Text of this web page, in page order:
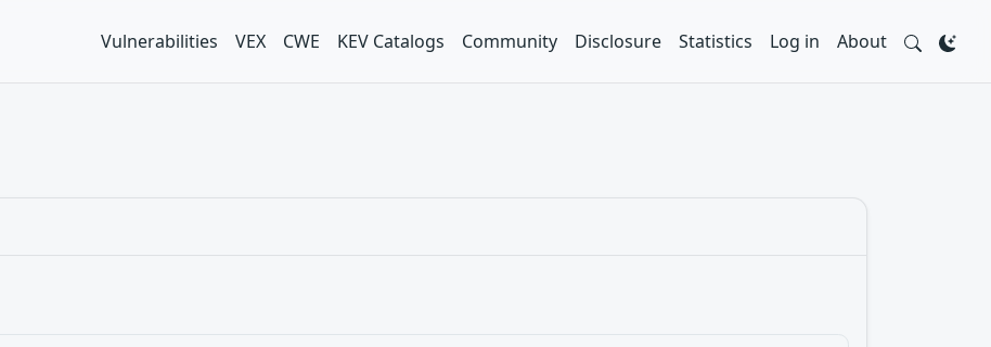
Vulnerabilities VEX CWE KEV Catalogs Community Disclosure Statistics Log in About